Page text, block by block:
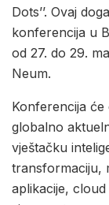
Dots’’. Ovaj
konferencija u
od 27. do 29.
Neum.
Konferencija
globalno
vještačku
transformaciju,
aplikacije,